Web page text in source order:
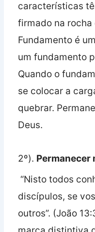
características
firmado na
Fundamento é
um fundamento
Quando o
se colocar a
quebrar.
Deus.
2º). Permanecer
“Nisto todos
discípulos, se
outros”. (João